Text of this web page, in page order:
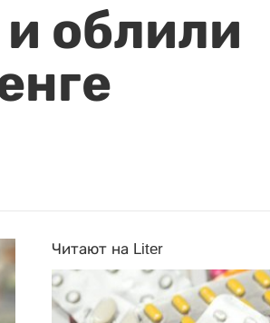
облили
Читают на Liter